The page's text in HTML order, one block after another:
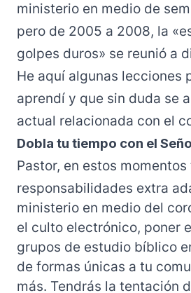
ministerio en medio de
pero de 2005 a 2008, la
golpes duros» se reunió a
He aquí algunas lecciones
aprendí y que sin duda se
actual relacionada con el
Dobla tu tiempo con el
Pastor, en estos
responsabilidades extra
ministerio en medio del
el culto electrónico, poner
grupos de estudio bíblico
de formas únicas a tu
más. Tendrás la tentación